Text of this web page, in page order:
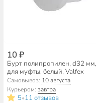
10 ₽
Бурт полипропилен, d32 мм,
для муфты, белый, Valfex
Самовывоз: 10 августа
Курьером:завтра
5•11 отзывов